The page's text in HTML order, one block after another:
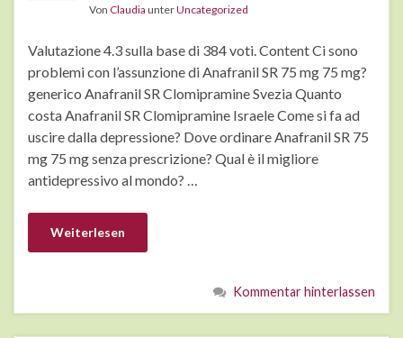
Von Claudia unterUncategorized
Valutazione 4.3 sulla base di 384 voti. Content Ci sono
problemi con l’assunzione di Anafranil SR 75 mg 75 mg?
generico Anafranil SR Clomipramine Svezia Quanto
costa Anafranil SR Clomipramine Israele Come si fa ad
uscire dalla depressione? Dove ordinare Anafranil SR 75
mg 75 mg senza prescrizione? Qual è il migliore
antidepressivo al mondo? …
Weiterlesen
Kommentar hinterlassen